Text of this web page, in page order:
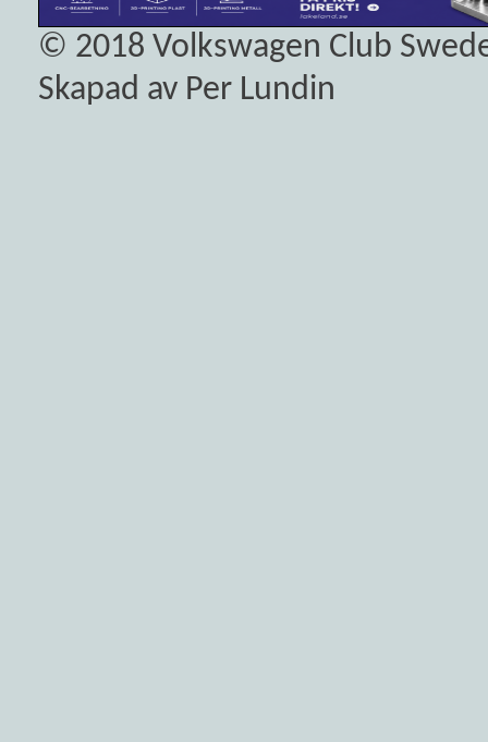
© 2018 Volkswagen Club
Skapad av Per Lundin